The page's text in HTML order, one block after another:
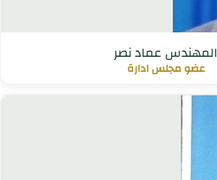
المهندس عماد نصر
عضو مجلس ادارة